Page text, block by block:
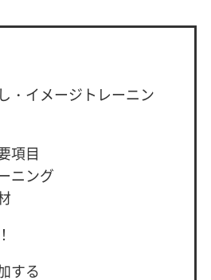
・イメージトレーニン
項目
ニング
する